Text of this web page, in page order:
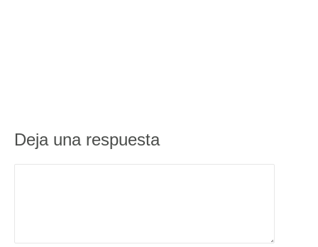
Deja una respuesta